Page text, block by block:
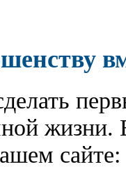
жизни.
сайте: